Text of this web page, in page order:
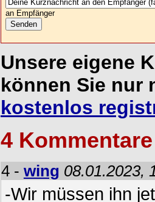
an Empfänger
Unsere eigene
können Sie nur
kostenlos
4
4 - wing 08.01.2023,
-Wir müssen ihn